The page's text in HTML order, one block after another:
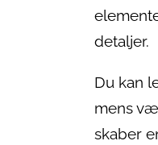
detaljer.
Du kan
mens
skaber